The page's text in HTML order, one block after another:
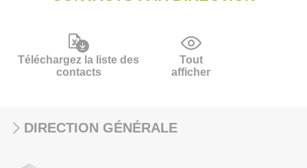
Téléchargez la liste des
contacts
Tout
afficher
DIRECTION GÉNÉRALE